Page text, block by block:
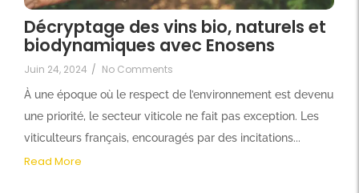
Décryptage des vins bio, naturels et
biodynamiques avec Enosens
Juin 24, 2024 / No Comments
À une époque où le respect de l’environnement est devenu
une priorité, le secteur viticole ne fait pas exception. Les
viticulteurs français, encouragés par des incitations...
Read More